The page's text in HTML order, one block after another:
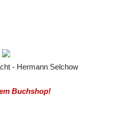
- Hermann Selchow
Buchshop!